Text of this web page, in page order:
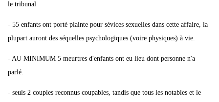
le tribunal
- 55 enfants ont porté plainte pour sévices sexuelles dans cette affaire, la
plupart auront des séquelles psychologiques (voire physiques) à vie.
- AU MINIMUM 5 meurtres d'enfants ont eu lieu dont personne n'a
parlé.
- seuls 2 couples reconnus coupables, tandis que tous les notables et le